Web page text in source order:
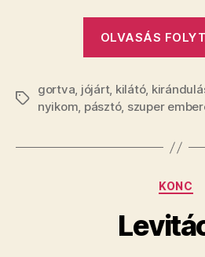
OLVASÁS
Címkék
gortva, jójárt, kilátó,
nyikom, pásztó, szuper
KONC